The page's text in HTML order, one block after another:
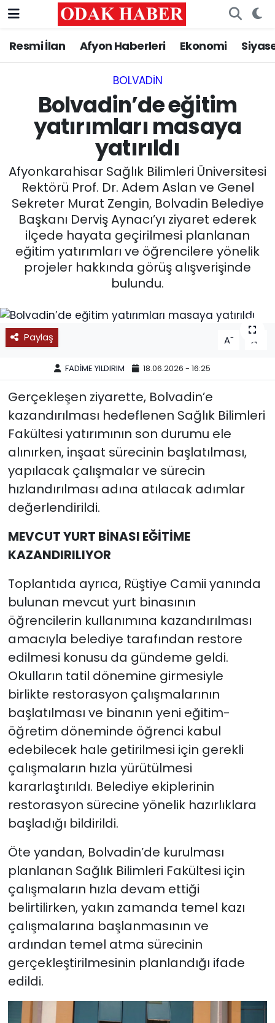
Resmi İlan Afyon Haberleri Ekonomi
BOLVADIN
Bolvadin’de eğitim
yatırımları masaya
yatırıldı
Afyonkarahisar Sağlık Bilimleri Üniversitesi
Rektörü Prof. Dr. Adem Aslan ve Genel
Sekreter Murat Zengin, Bolvadin Belediye
Başkanı Derviş Aynacı’yı ziyaret ederek
ilçede hayata geçirilmesi planlanan
eğitim yatırımları ve öğrencilere yönelik
projeler hakkında görüş alışverişinde
bulundu.
Paylaş A- A
FADİME YILDIRIM 18.06.2026 - 16:25
Gerçekleşen ziyarette, Bolvadin’e
kazandırılması hedeflenen Sağlık Bilimleri
Fakültesi yatırımının son durumu ele
alınırken, inşaat sürecinin başlatılması,
yapılacak çalışmalar ve sürecin
hızlandırılması adına atılacak adımlar
değerlendirildi.
MEVCUT YURT BİNASI EĞİTİME
KAZANDIRILIYOR
Toplantıda ayrıca, Rüştiye Camii yanında
bulunan mevcut yurt binasının
öğrencilerin kullanımına kazandırılması
amacıyla belediye tarafından restore
edilmesi konusu da gündeme geldi.
Okulların tatil dönemine girmesiyle
birlikte restorasyon çalışmalarının
başlatılması ve binanın yeni eğitim-
öğretim döneminde öğrenci kabul
edebilecek hale getirilmesi için gerekli
çalışmaların hızla yürütülmesi
kararlaştırıldı. Belediye ekiplerinin
restorasyon sürecine yönelik hazırlıklara
başladığı bildirildi.
Öte yandan, Bolvadin’de kurulması
planlanan Sağlık Bilimleri Fakültesi için
çalışmaların hızla devam ettiği
belirtilirken, yakın zamanda temel kazı
çalışmalarına başlanmasının ve
ardından temel atma sürecinin
gerçekleştirilmesinin planlandığı ifade
edildi.
AFYONKARAHİSAR HABERLERİ
ASAYİŞ
GÜNCEL
SİYASET
EĞİTİM
MAGAZİN
SAĞLIK
11:11 MANŞET
Afyonkarahisar Nöbetçi Eczaneler
Afyonkarahisar Hava Durumu
Afyonkarahisar Namaz Vakitleri
Afyonkarahisar Trafik Yoğunluk Haritası
Süper Lig Puan Durumu ve Fikstür
Tüm Manşetler
Son Dakika Haberleri
Haber Arşivi